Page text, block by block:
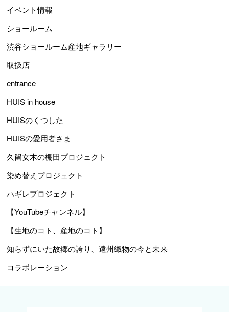
イベント情報
ショールーム
渋谷ショールーム産地ギャラリー
取扱店
entrance
HUIS in house
HUISのくつした
HUISの愛用者さま
久留女木の棚田プロジェクト
染め替えプロジェクト
ハギレプロジェクト
【YouTubeチャンネル】
【生地のコト、産地のコト】
知らずにいた故郷の誇り、遠州織物の今と未来
コラボレーション